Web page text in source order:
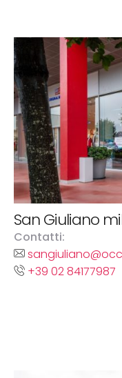
San Giuliano
Contatti:
+39 02 84177987